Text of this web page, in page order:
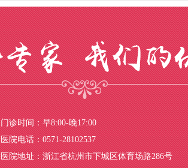
门诊时间：早8:00-晚17:00
医院电话：0571-28102537
医院地址：浙江省杭州市下城区体育场路286号